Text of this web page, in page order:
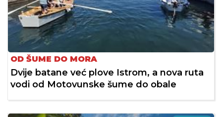
OD ŠUME DO MORA
Dvije batane već plove Istrom, a nova ruta
vodi od Motovunske šume do obale